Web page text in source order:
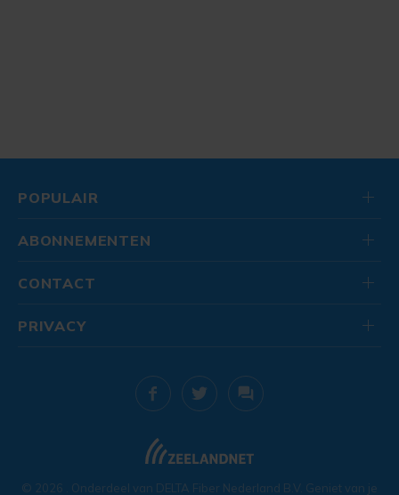
POPULAIR
ABONNEMENTEN
CONTACT
© 2026 . Onderdeel van DELTA Fiber Nederland B.V. Geniet van je
PRIVACY